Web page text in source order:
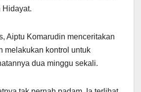
Hidayat.
Aiptu Komarudin menceritakan
melakukan kontrol untuk
dua minggu sekali.